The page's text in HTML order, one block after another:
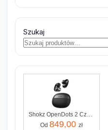
Szukaj
Shokz OpenDots 2 Czarny (E320STBK)
Od 849,00 zł